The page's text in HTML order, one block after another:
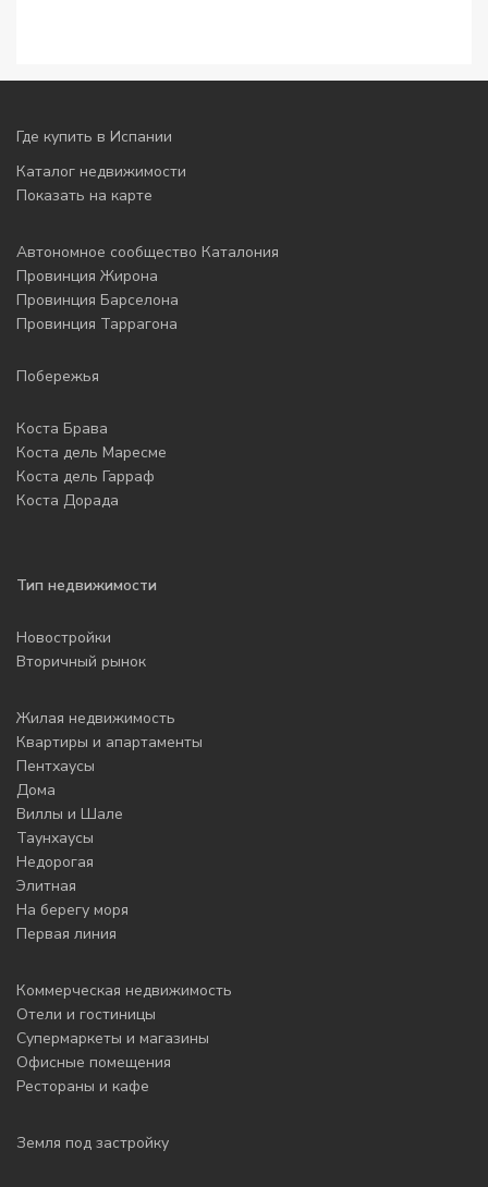
Где купить в Испании
Каталог недвижимости
Показать на карте
Автономное сообщество Каталония
Провинция Жирона
Провинция Барселона
Провинция Таррагона
Побережья
Коста Брава
Коста дель Маресме
Коста дель Гарраф
Коста Дорада
Тип недвижимости
Новостройки
Вторичный рынок
Жилая недвижимость
Квартиры и апартаменты
Пентхаусы
Дома
Виллы и Шале
Таунхаусы
Недорогая
Элитная
На берегу моря
Первая линия
Коммерческая недвижимость
Отели и гостиницы
Супермаркеты и магазины
Офисные помещения
Рестораны и кафе
Земля под застройку